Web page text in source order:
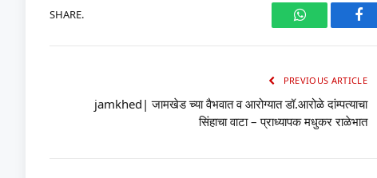
SHARE.
WhatsApp
PREVIOUS ARTICLE
jamkhed| जामखेड च्या वैभवात व आरोग्यात डॉ.आरोळे दांम्पत्याचा
सिंहाचा वाटा – प्राध्यापक मधुकर राळेभात